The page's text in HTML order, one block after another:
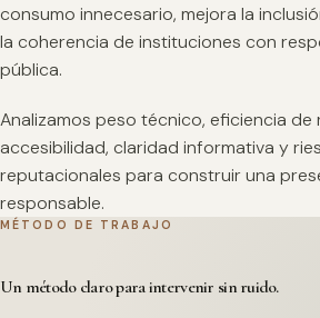
consumo innecesario, mejora la
la coherencia de instituciones con
pública.
Analizamos peso técnico, eficiencia de
accesibilidad, claridad informativa y
reputacionales para construir una
responsable.
MÉTODO DE TRABAJO
Un método claro para intervenir sin ruido.